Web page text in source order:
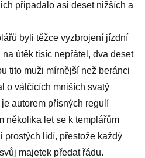
připadalo asi deset nižších a
byli těžce vyzbrojení jízdní
na útěk tisíc nepřátel, dva deset
tito muži mírnější než beránci
o válčících mniších svatý
autorem přísných regulí
několika let se k templářům
prostých lidí, přestože každý
majetek předat řádu.